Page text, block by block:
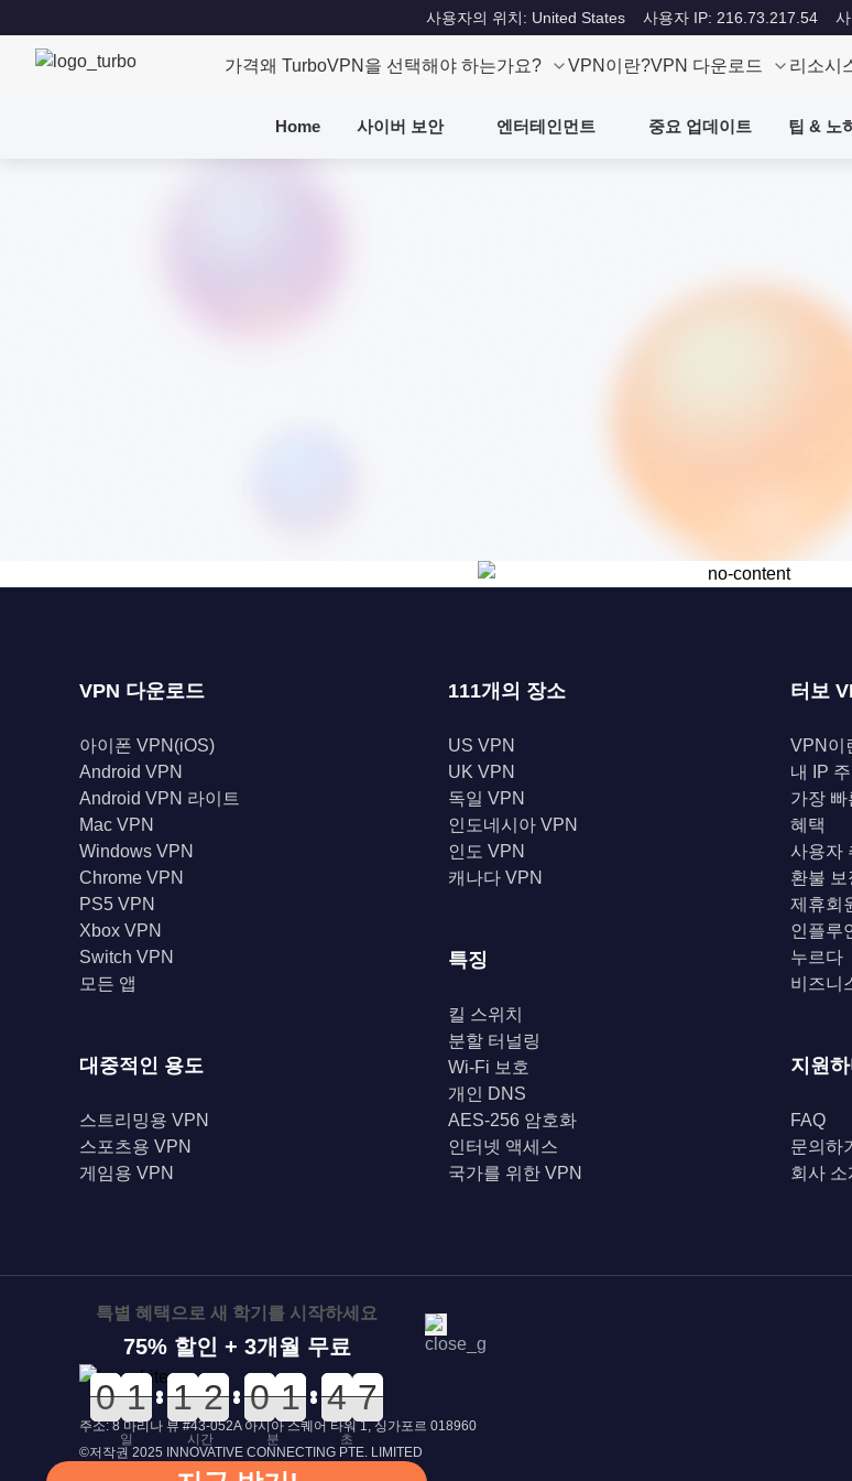
사용자의 위치: United States 사용자 IP: 216.73.217.54
가격왜 TurboVPN을 선택해야 하는가요? VPN이란?VPN 다운로드 리소시
Home 사이버 보안 엔터테인먼트 중요 업데이트 팁 & 노
VPN 다운로드
아이폰 VPN(iOS)
Android VPN
Android VPN 라이트
Mac VPN
Windows VPN
Chrome VPN
PS5 VPN
Xbox VPN
Switch VPN
모든 앱
대중적인 용도
스트리밍용 VPN
스포츠용 VPN
게임용 VPN
111개의 장소
US VPN
UK VPN
독일 VPN
인도네시아 VPN
인도 VPN
캐나다 VPN
특징
킬 스위치
분할 터널링
Wi-Fi 보호
개인 DNS
AES-256 암호화
인터넷 액세스
국가를 위한 VPN
터보
VPN이
내 IP
가장 빠
혜택
사용자
환불 보
제휴회
인플루
누르다
비즈니
지원
FAQ
문의하기
회사 소
주소: 8 마리나 뷰 #43-052A 아시아 스퀘어 타워 1, 싱가포르 018960
©저작권 2025 INNOVATIVE CONNECTING PTE. LIMITED
특별 혜택으로 새 학기를 시작하세요
75% 할인 + 3개월 무료
0
0
0
0 0
0
1
1 0
0
1
1 0
0
2
2 0
0
0
0 0
0
1
1 5
5
4
4 7
7
6
일 시간 분 초